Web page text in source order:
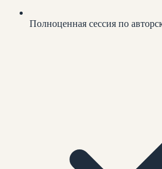
Полноценная сессия по